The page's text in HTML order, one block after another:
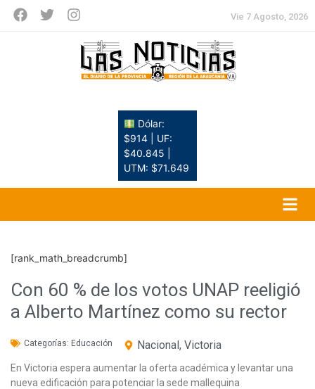
Vie 7 Agosto, 2026
Dólar:
$914 | UF:
$40.845 |
UTM: $71.649
[rank_math_breadcrumb]
Con 60 % de los votos UNAP reeligió
a Alberto Martínez como su rector
Categorías: Educación Nacional, Victoria
En Victoria espera aumentar la oferta académica y levantar una
nueva edificación para potenciar la sede mallequina